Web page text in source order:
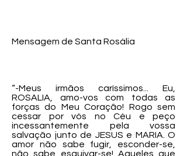
Mensagem de Santa Rosália
“-Meus irmãos caríssimos... Eu,
ROSALIA, amo-vos com todas as
forças do Meu Coração! Rogo sem
cessar por vós no Céu e peço
incessantemente pela vossa
salvação junto de JESUS e MARIA. O
amor não sabe fugir, esconder-se,
não sabe esquivar-se! Aqueles que